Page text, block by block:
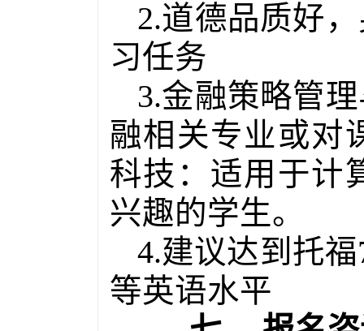
2.道德品质好
习任务
3.金融策略管
融相关专业或对
科技：适用于计
兴趣的学生。
4.建议达到托福
等英语水平